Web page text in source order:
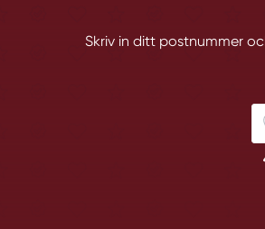
Skriv in ditt postnummer